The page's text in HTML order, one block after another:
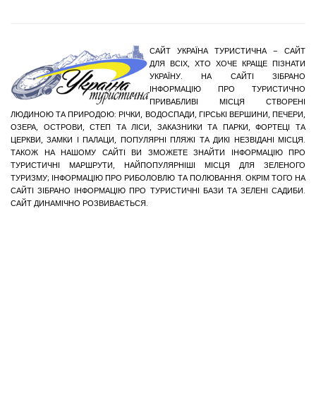
САЙТ УКРАЇНА ТУРИСТИЧНА – САЙТ
ДЛЯ ВСІХ, ХТО ХОЧЕ КРАЩЕ ПІЗНАТИ
УКРАЇНУ. НА САЙТІ ЗІБРАНО
ІНФОРМАЦІЮ ПРО ТУРИСТИЧНО
ПРИВАБЛИВІ МІСЦЯ СТВОРЕНІ
ЛЮДИНОЮ ТА ПРИРОДОЮ: РІЧКИ, ВОДОСПАДИ, ГІРСЬКІ ВЕРШИНИ, ПЕЧЕРИ,
ОЗЕРА, ОСТРОВИ, СТЕП ТА ЛІСИ, ЗАКАЗНИКИ ТА ПАРКИ, ФОРТЕЦІ ТА
ЦЕРКВИ, ЗАМКИ І ПАЛАЦИ, ПОПУЛЯРНІ ПЛЯЖІ ТА ДИКІ НЕЗВІДАНІ МІСЦЯ.
ТАКОЖ НА НАШОМУ САЙТІ ВИ ЗМОЖЕТЕ ЗНАЙТИ ІНФОРМАЦІЮ ПРО
ТУРИСТИЧНІ МАРШРУТИ, НАЙПОПУЛЯРНІШІ МІСЦЯ ДЛЯ ЗЕЛЕНОГО
ТУРИЗМУ; ІНФОРМАЦІЮ ПРО РИБОЛОВЛЮ ТА ПОЛЮВАННЯ. ОКРІМ ТОГО НА
САЙТІ ЗІБРАНО ІНФОРМАЦІЮ ПРО ТУРИСТИЧНІ БАЗИ ТА ЗЕЛЕНІ САДИБИ.
САЙТ ДИНАМІЧНО РОЗВИВАЄТЬСЯ.